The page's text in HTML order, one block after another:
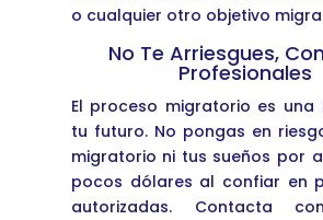
o cualquier otro objetivo
No Te Arriesgues,
Profesionales
El proceso migratorio es una
tu futuro. No pongas en
migratorio ni tus sueños por
pocos dólares al confiar en
autorizadas. Contacta